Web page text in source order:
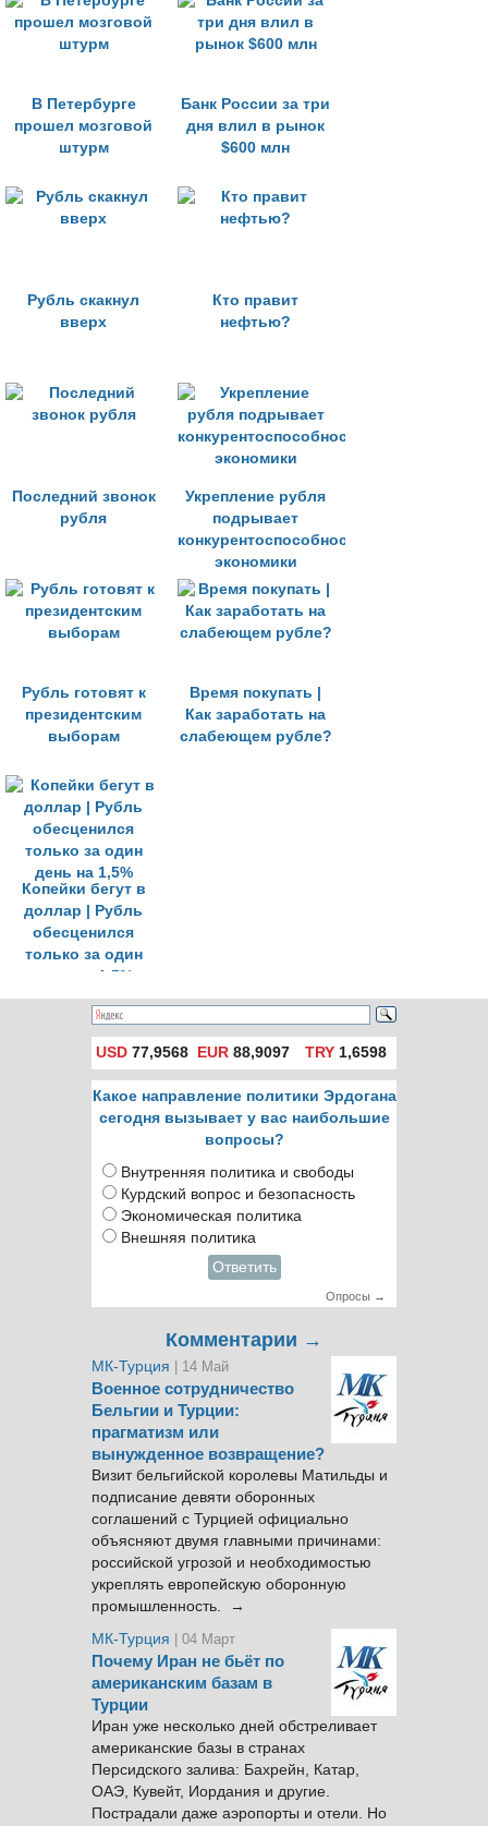
В Петербурге
прошел мозговой
штурм
Банк России за три
дня влил в рынок
$600 млн
Рубль скакнул
вверх
Кто правит
нефтью?
Последний звонок
рубля
Укрепление рубля
подрывает
конкурентоспособность
экономики
Рубль готовят к
президентским
выборам
Время покупать |
Как заработать на
слабеющем рубле?
Копейки бегут в
доллар | Рубль
обесценился
только за один
день на 1,5%
USD 77,9568 EUR 88,9097 TRY1,6598
Какое направление политики Эрдогана
сегодня вызывает у вас наибольшие
вопросы?
Внутренняя политика и свободы
Курдский вопрос и безопасность
Экономическая политика
Внешняя политика
Ответить
Опросы →
Комментарии →
МК-Турция | 14 Май
Военное сотрудничество
Бельгии и Турции:
прагматизм или
вынужденное возвращение?
Визит бельгийской королевы Матильды и
подписание девяти оборонных
соглашений с Турцией официально
объясняют двумя главными причинами:
российской угрозой и необходимостью
укреплять европейскую оборонную
промышленность. →
МК-Турция
| 04 Март
Почему Иран не бьёт по
американским базам в
Турции
Иран уже несколько дней обстреливает
американские базы в странах
Персидского залива: Бахрейн, Катар,
ОАЭ, Кувейт, Иордания и другие.
Пострадали даже аэропорты и отели. Но